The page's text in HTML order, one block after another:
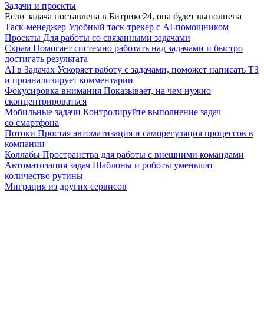
Задачи и проекты
Если задача поставлена в Битрикс24, она будет выполнена
Таск-менеджер Удобный таск-трекер с AI-помощником
Проекты Для работы со связанными задачами
Скрам Помогает системно работать над задачами и быстро
достигать результата
AI в Задачах Ускоряет работу с задачами, поможет написать ТЗ
и проанализирует комментарии
Фокусировка внимания Показывает, на чем нужно
сконцентрироваться
Мобильные задачи Контролируйте выполнение задач
со смартфона
Потоки Простая автоматизация и саморегуляция процессов в
компании
Коллабы Пространства для работы с внешними командами
Автоматизация задач Шаблоны и роботы уменьшат
количество рутины
Миграция из других сервисов